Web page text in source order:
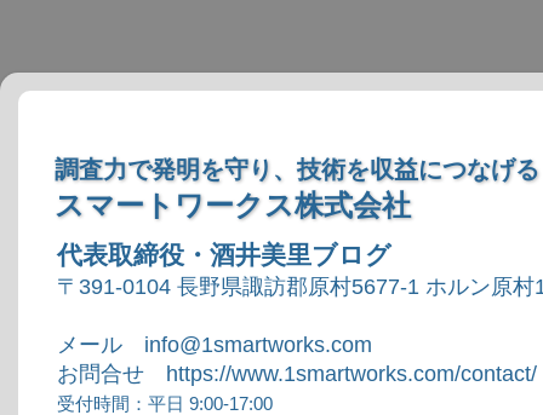
調査力で発明を守り、技術を収益につなげる
スマートワークス株式会社
代表取締役・酒井美里ブログ
〒391-0104 長野県諏訪郡原村5677-1 ホルン原村
メール info@1smartworks.com
お問合せ https://www.1smartworks.com/contact/
受付時間：平日 9:00-17:00